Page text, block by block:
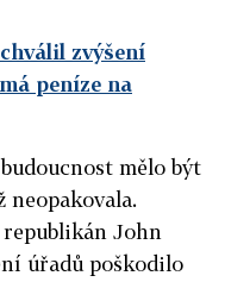
zvýšení
peníze na
mělo být
neopakovala.
John
úřadů poškodilo